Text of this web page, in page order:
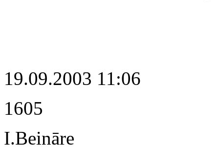
19.09.2003 11:06
1605
I.Beināre